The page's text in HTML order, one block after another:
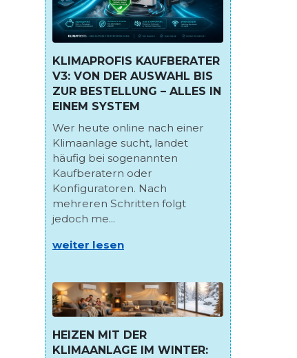
KLIMAPROFIS KAUFBERATER
V3: VON DER AUSWAHL BIS
ZUR BESTELLUNG – ALLES IN
EINEM SYSTEM
Wer heute online nach einer
Klimaanlage sucht, landet
häufig bei sogenannten
Kaufberatern oder
Konfiguratoren. Nach
mehreren Schritten folgt
jedoch me...
weiter lesen
HEIZEN MIT DER
KLIMAANLAGE IM WINTER: